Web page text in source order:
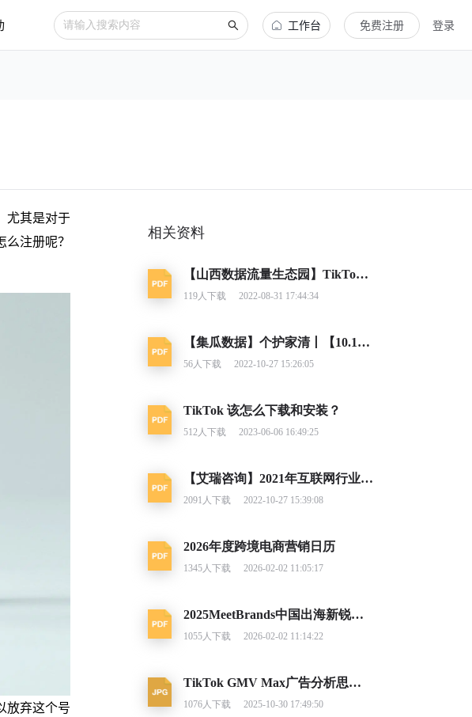
工作台 免费注册 登录
尤其是对于
注册呢？
放弃这个号
相关资料
【山西数据流量生态园】TikTok跨境电商趋势报告
119人下载 2022-08-31 17:44:34
【集瓜数据】个护家清丨【10.17-10.23】抖快品牌电商带货周报
56人下载 2022-10-27 15:26:05
TikTok 该怎么下载和安装？
512人下载 2023-06-06 16:49:25
【艾瑞咨询】2021年互联网行业挑战与机遇白皮书
2091 人下载 2022-10-27 15:39:08
2026年度跨境电商营销日历
1345人下载 2026-02-02 11:05:17
2025MeetBrands中国出海新锐消费品牌榜单报告
1055人下载 2026-02-02 11:14:22
TikTok GMV Max广告分析思路及调整建议
1076人下载 2025-10-30 17:49:50